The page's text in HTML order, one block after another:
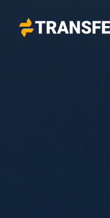
Transfeero